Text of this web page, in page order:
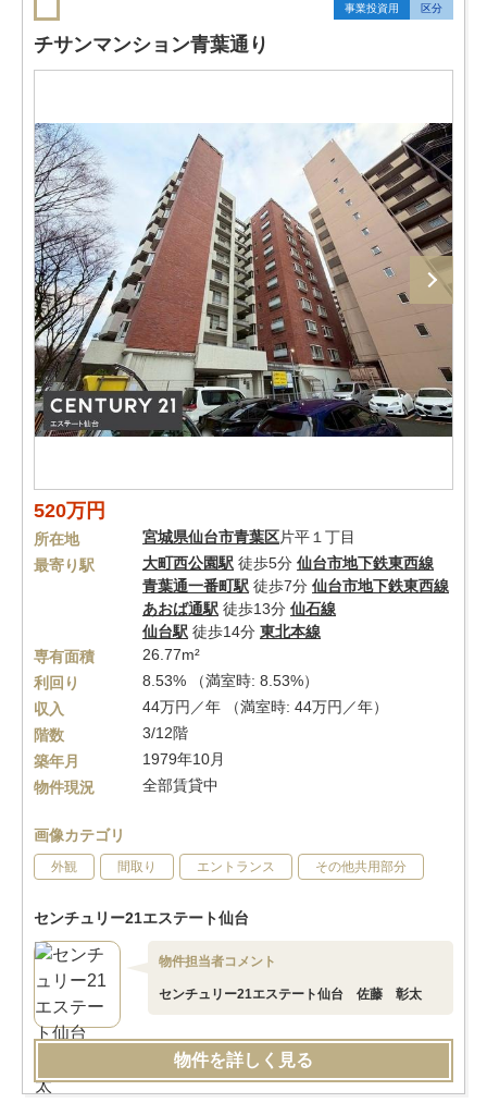
事業投資用 区分
チサンマンション青葉通り
520万円
所在地 宮城県仙台市青葉区片平１丁目
最寄り駅
大町西公園駅 徒歩5分 仙台市地下鉄東西線
青葉通一番町駅 徒歩7分 仙台市地下鉄東西線
あおば通駅 徒歩13分 仙石線
仙台駅 徒歩14分 東北本線
専有面積
26.77m²
利回り
8.53% （満室時: 8.53%）
収入
44万円／年 （満室時: 44万円／年）
階数
3/12階
築年月
1979年10月
物件現況
全部賃貸中
画像カテゴリ
外観 間取り エントランス その他共用部分
センチュリー21エステート仙台
物件担当者コメント
センチュリー21エステート仙台 佐藤 彰太
物件を詳しく見る